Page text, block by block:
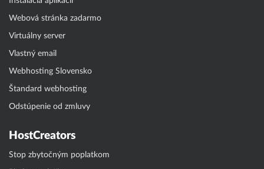
Webová stránka zadarmo
Virtuálny server
Vlastný email
Webhosting Slovensko
Štandard webhosting
Odstúpenie od zmluvy
HostCreators
Stop zbytočným poplatkom